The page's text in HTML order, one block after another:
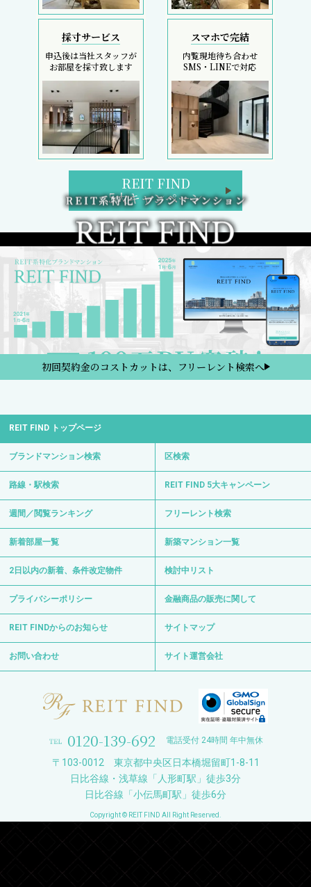
採寸サービス
申込後は当社スタッフが
お部屋を採寸致します
スマホで完結
内覧現地待ち合わせ
SMS・LINEで対応
REIT FIND
5大キャンペーン
初回契約金のコストカットは、フリーレント検索へ
REIT FIND トップページ
ブランドマンション検索 区検索
路線・駅検索 REIT FIND 5大キャンペーン
週間／閲覧ランキング フリーレント検索
新着部屋一覧 新築マンション一覧
2日以内の新着、条件改定物件 検討中リスト
プライバシーポリシー 金融商品の販売に関して
REIT FINDからのお知らせ サイトマップ
お問い合わせ サイト運営会社
0120-139-692 電話受付 24時間 年中無休
〒103-0012 東京都中央区日本橋堀留町1-8-11
日比谷線・浅草線「人形町駅」徒歩3分
日比谷線「小伝馬町駅」徒歩6分
Copyright © REIT FIND All Right Reserved.